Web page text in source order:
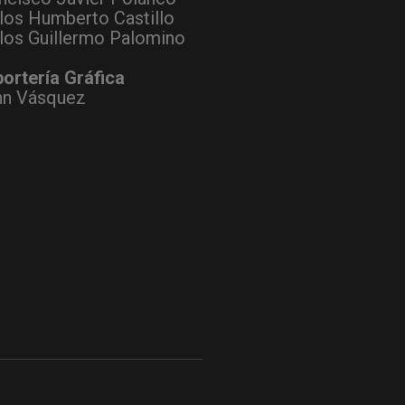
Humberto Castillo
Guillermo Palomino
Gráfica
Vásquez